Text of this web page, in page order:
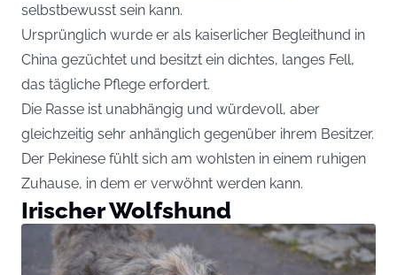
selbstbewusst sein kann.
Ursprünglich wurde er als kaiserlicher Begleithund in
China gezüchtet und besitzt ein dichtes, langes Fell,
das tägliche Pflege erfordert.
Die Rasse ist unabhängig und würdevoll, aber
gleichzeitig sehr anhänglich gegenüber ihrem Besitzer.
Der Pekinese fühlt sich am wohlsten in einem ruhigen
Zuhause, in dem er verwöhnt werden kann.
Irischer Wolfshund